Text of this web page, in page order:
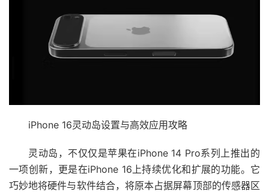
iPhone 16灵动岛设置与高效应用攻略
灵动岛，不仅仅是苹果在iPhone 14 Pro系列上推出的
一项创新，更是在iPhone 16上持续优化和扩展的功能。它
巧妙地将硬件与软件结合，将原本占据屏幕顶部的传感器区